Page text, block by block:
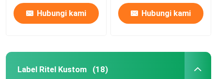
Tur Pabrik
Hubungi kami Hubungi kami
Label Ritel Kustom (18)